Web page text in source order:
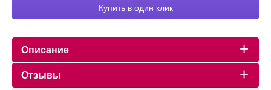
Купить в один клик
Описание
Отзывы